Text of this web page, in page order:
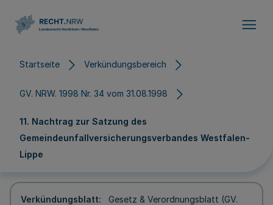
Startseite Verkündungsbereich
GV. NRW. 1998 Nr. 34 vom 31.08.1998
11. Nachtrag zur Satzung des
Gemeindeunfallversicherungsverbandes Westfalen-
Lippe
Verkündungsblatt
Gesetz & Verordnungsblatt (GV.